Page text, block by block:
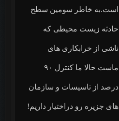
است.به خاطر سومین سطح
حادثه زیست محیطی که
ناشی از خرابکاری های
ماست حالا ما کنترل ۹۰
درصد از تاسیسات و سازمان
های جزیره رو دراختیار داریم!